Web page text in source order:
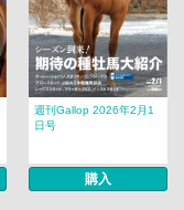
週刊Gallop 2026年2月1
日号
購入